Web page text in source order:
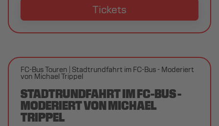
Tickets
FC-Bus Touren Stadtrundfahrt im FC-Bus - Moderiert
von Michael Trippel
STADTRUNDFAHRT IM FC-BUS -
MODERIERT VON MICHAEL
TRIPPEL